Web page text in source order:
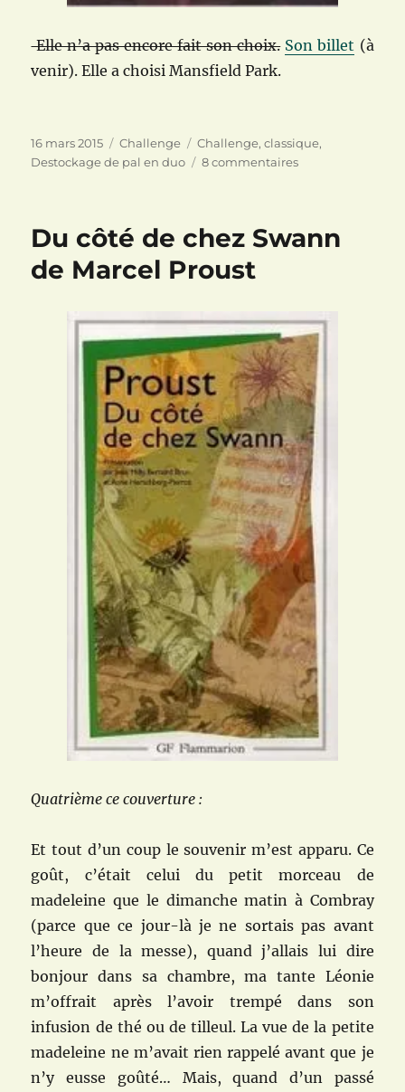
Elle n’a pas encore fait son choix. Son billet (à
venir). Elle a choisi Mansfield Park.
Publié
le
16 mars 2015 Catégories
Challenge Étiquettes
Challenge,classique,
Destockage de pal en duo
8 commentairessur
en
mission
:
lire
un
classique
Du côté de chez Swann
de Marcel Proust
Quatrième ce couverture :
Et tout d’un coup le souvenir m’est apparu. Ce
goût, c’était celui du petit morceau de
madeleine que le dimanche matin à Combray
(parce que ce jour-là je ne sortais pas avant
l’heure de la messe), quand j’allais lui dire
bonjour dans sa chambre, ma tante Léonie
m’offrait après l’avoir trempé dans son
infusion de thé ou de tilleul. La vue de la petite
madeleine ne m’avait rien rappelé avant que je
n’y eusse goûté… Mais, quand d’un passé